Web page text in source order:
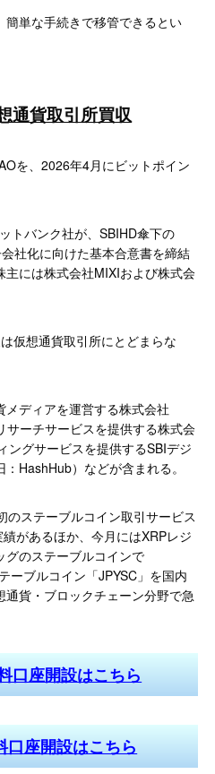
単な手続きで移管できるとい
通貨取引所買収
を、2026年4月にビットポイン
トバンク社が、SBIHD傘下の
社化に向けた基本合意書を締結
主には株式会社MIXIおよび株式会
仮想通貨取引所にとどまらな
ディアを運営する株式会社
サーチサービスを提供する株式会
ングサービスを提供するSBIデジ
HashHub）などが含まれる。
のステーブルコイン取引サービス
があるほか、今月にはXRPレジ
グのステーブルコインで
ーブルコイン「JPYSC」を国内
貨・ブロックチェーン分野で急
口座開設はこちら
口座開設はこちら